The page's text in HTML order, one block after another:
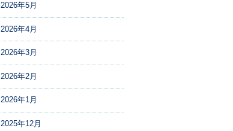
2026年5月
2026年4月
2026年3月
2026年2月
2026年1月
2025年12月